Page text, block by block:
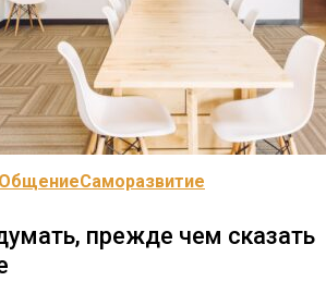
ОбщениеСаморазвитие
прежде чем сказать